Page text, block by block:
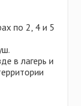
по 2, 4 и 5
в лагерь и